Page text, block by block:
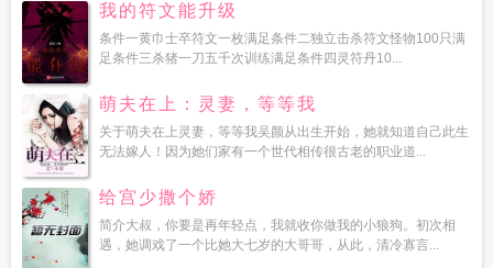
我的符文能升级
条件一黄巾士卒符文一枚满足条件二独立击杀符文怪物100只满
足条件三杀猪一刀五千次训练满足条件四灵符丹10...
萌夫在上：灵妻，等等我
关于萌夫在上灵妻，等等我吴颜从出生开始，她就知道自己此生
无法嫁人！因为她们家有一个世代相传很古老的职业道...
给宫少撒个娇
简介大叔，你要是再年轻点，我就收你做我的小狼狗。初次相
遇，她调戏了一个比她大七岁的大哥哥，从此，清冷寡言...